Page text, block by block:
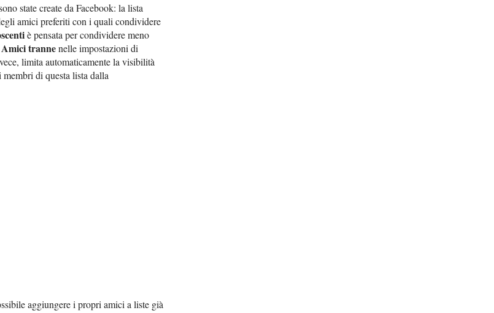
state create da Facebook: la lista
amici preferiti con i quali condividere
è pensata per condividere meno
Amici trannenelle impostazioni di
limita automaticamente la visibilità
di questa lista dalla
aggiungere i propri amici a liste già